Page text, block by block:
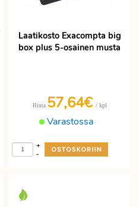
Laatikosto Exacompta big
box plus 5-osainen musta
Varastossa
Hinta 57,64€ / kpl
-
+